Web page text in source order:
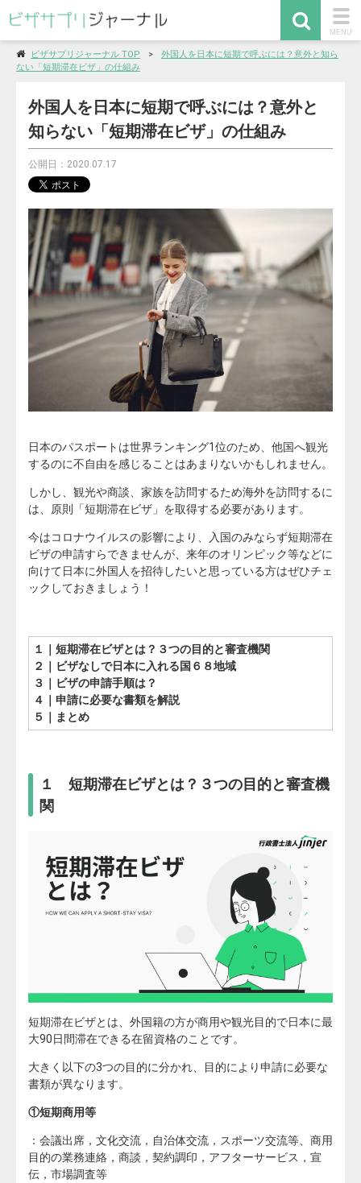
MENU
ビザサプリジャーナル TOP
外国人を日本に短期で呼ぶには？意外と知ら
ない「短期滞在ビザ」の仕組み
外国人を日本に短期で呼ぶには？意外と
知らない「短期滞在ビザ」の仕組み
公開日：2020.07.17
日本のパスポートは世界ランキング1位のため、他国へ観光
するのに不自由を感じることはあまりないかもしれません。
しかし、観光や商談、家族を訪問するため海外を訪問するに
は、原則「短期滞在ビザ」を取得する必要があります。
今はコロナウイルスの影響により、入国のみならず短期滞在
ビザの申請すらできませんが、来年のオリンピック等などに
向けて日本に外国人を招待したいと思っている方はぜひチェ
ックしておきましょう！
１｜短期滞在ビザとは？３つの目的と審査機関
２｜ビザなしで日本に入れる国６８地域
３｜ビザの申請手順は？
４｜申請に必要な書類を解説
５｜まとめ
１ 短期滞在ビザとは？３つの目的と審査機
関
短期滞在ビザとは、外国籍の方が商用や観光目的で日本に最
大90日間滞在できる在留資格のことです。
大きく以下の3つの目的に分かれ、目的により申請に必要な
書類が異なります。
①短期商用等
：会議出席，文化交流，自治体交流，スポーツ交流等、商用
目的の業務連絡，商談，契約調印，アフターサービス，宣
伝，市場調査等